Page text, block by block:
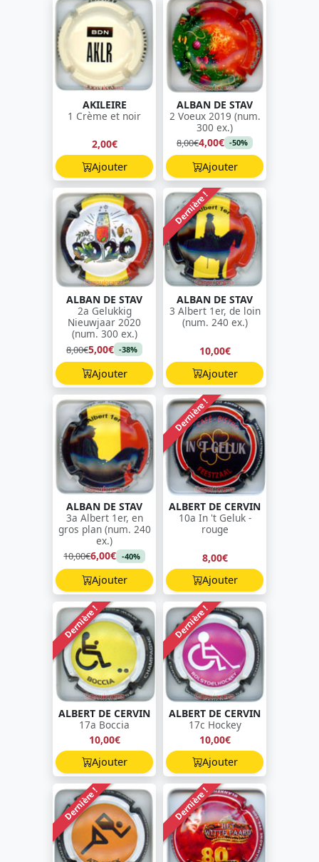
AKILEIRE
1 Crème et noir
2,00€
Ajouter
ALBAN DE STAV
2 Voeux 2019 (num.
300 ex.)
8,00€4,00€ -50%
Ajouter
ALBAN DE STAV
2a Gelukkig
Nieuwjaar 2020
(num. 300 ex.)
8,00€5,00€ -38%
Ajouter
Dernière !
ALBAN DE STAV
3 Albert 1er, de loin
(num. 240 ex.)
10,00€
Ajouter
ALBAN DE STAV
3a Albert 1er, en
gros plan (num. 240
ex.)
10,00€6,00€ -40%
Ajouter
Dernière !
ALBERT DE CERVIN
10a In 't Geluk -
rouge
8,00€
Ajouter
Dernière !
ALBERT DE CERVIN
17a Boccia
10,00€
Ajouter
Dernière !
ALBERT DE CERVIN
17c Hockey
10,00€
Ajouter
Dernière ! Dernière !